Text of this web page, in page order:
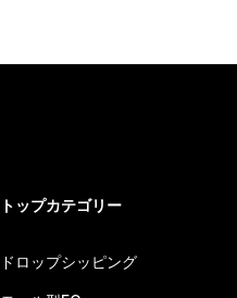
トップカテゴリー
ドロップシッピング